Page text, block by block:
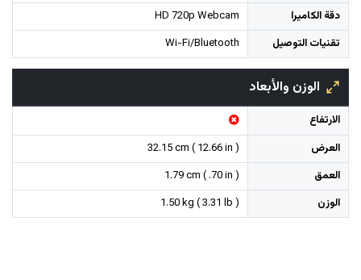
دقة الكاميرا
HD 720p Webcam
تقنيات التوصيل
Wi-Fi/Bluetooth
الوزن والأبعاد
الارتفاع
العرض
32.15 cm ( 12.66 in )
العمق
1.79 cm ( .70 in )
الوزن
1.50 kg ( 3.31 lb )